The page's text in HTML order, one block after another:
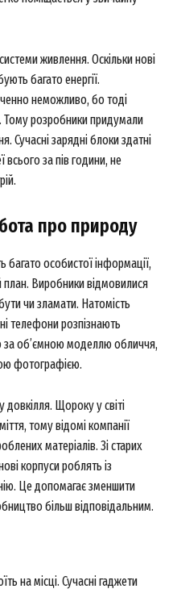
PRO
NOW
живлення. Оскільки нові
багато енергії.
неможливо, бо тоді
Тому розробники придумали
Сучасні зарядні блоки здатні
всього за пів години, не
про природу
багато особистої інформації,
Виробники відмовилися
чи зламати. Натомість
телефони розпізнають
за об’ємною моделлю обличчя,
фотографією.
довкілля. Щороку у світі
тому відомі компанії
матеріалів. Зі старих
корпуси роблять із
Це допомагає зменшити
більш відповідальним.
на місці. Сучасні гаджети